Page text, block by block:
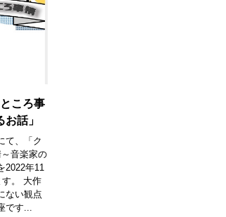
ころ事
話」
て、「ク
音楽家の
2022年11
す。 大作
ない観点
す...